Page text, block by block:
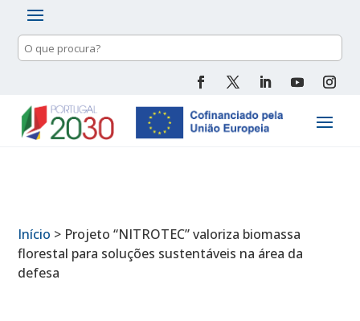
Pesquisa
de
Início > Projeto “NITROTEC” valoriza biomassa
florestal para soluções sustentáveis na área da
defesa